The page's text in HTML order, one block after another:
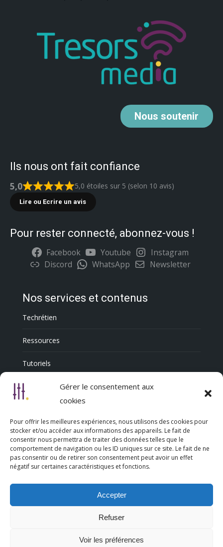
Gérer le consentement aux
cookies
Pour offrir les meilleures expériences, nous utilisons des cookies pour
stocker et/ou accéder aux informations des appareils. Le fait de
consentir nous permettra de traiter des données telles que le
comportement de navigation ou les ID uniques sur ce site. Le fait de ne
pas consentir ou de retirer son consentement peut avoir un effet
négatif sur certaines caractéristiques et fonctions.
Accepter
Refuser
Voir les préférences
Noussoutenir
Ils nous ont fait confiance
5,0 5,0 étoiles sur 5 (selon 10 avis)
Lire ou Ecrire un avis
Pour rester connecté, abonnez-vous !
Facebook Youtube
Instagram
Discord
WhatsApp Newsletter
Nos services et contenus
Techrétien
Ressources
Tutoriels
Annuaire Professionnel
Nous découvrir
Qui sommes-nous
L’association Trésorsmédia
Politique de cookies (UE)